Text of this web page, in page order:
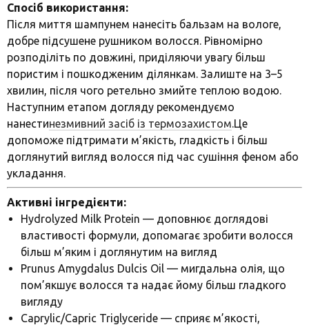
Спосіб використання:
Після миття шампунем нанесіть бальзам на вологе,
добре підсушене рушником волосся. Рівномірно
розподіліть по довжині, приділяючи увагу більш
пористим і пошкодженим ділянкам. Залиште на 3–5
хвилин, після чого ретельно змийте теплою водою.
Наступним етапом догляду рекомендуємо
нанестинезмивний засіб із термозахистом.Це
допоможе підтримати м’якість, гладкість і більш
доглянутий вигляд волосся під час сушіння феном або
укладання.
Активні інгредієнти:
Hydrolyzed Milk Protein — доповнює доглядові
властивості формули, допомагає зробити волосся
більш м’яким і доглянутим на вигляд
Prunus Amygdalus Dulcis Oil — мигдальна олія, що
пом’якшує волосся та надає йому більш гладкого
вигляду
Caprylic/Capric Triglyceride — сприяє м’якості,